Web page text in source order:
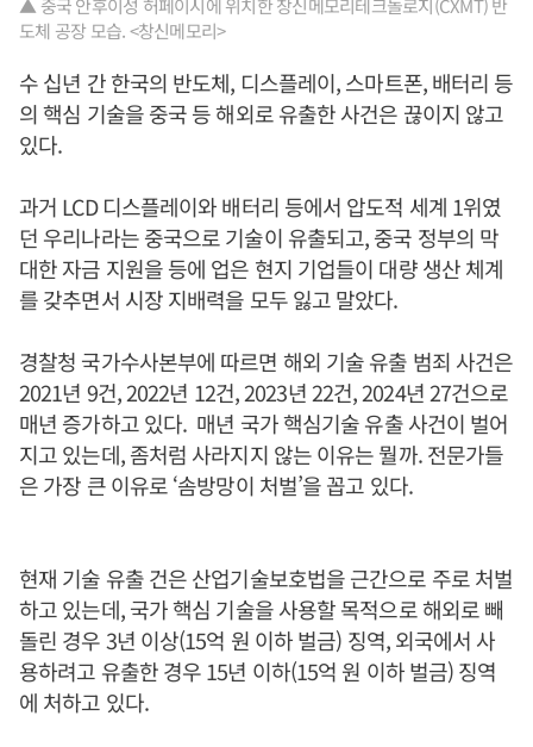
▲ 중국 안후이성 허페이시에 위치한 창신메모리테크놀로지(CXMT) 반
도체 공장 모습. <창신메모리>
수 십년 간 한국의 반도체, 디스플레이, 스마트폰, 배터리 등
의 핵심 기술을 중국 등 해외로 유출한 사건은 끊이지 않고
있다.
과거 LCD 디스플레이와 배터리 등에서 압도적 세계 1위였
던 우리나라는 중국으로 기술이 유출되고, 중국 정부의 막
대한 자금 지원을 등에 업은 현지 기업들이 대량 생산 체계
를 갖추면서 시장 지배력을 모두 잃고 말았다.
경찰청 국가수사본부에 따르면 해외 기술 유출 범죄 사건은
2021년 9건, 2022년 12건, 2023년 22건, 2024년 27건으로
매년 증가하고 있다. 매년 국가 핵심기술 유출 사건이 벌어
지고 있는데, 좀처럼 사라지지 않는 이유는 뭘까. 전문가들
은 가장 큰 이유로 ‘솜방망이 처벌’을 꼽고 있다.
현재 기술 유출 건은 산업기술보호법을 근간으로 주로 처벌
하고 있는데, 국가 핵심 기술을 사용할 목적으로 해외로 빼
돌린 경우 3년 이상(15억 원 이하 벌금) 징역, 외국에서 사
용하려고 유출한 경우 15년 이하(15억 원 이하 벌금) 징역
에 처하고 있다.